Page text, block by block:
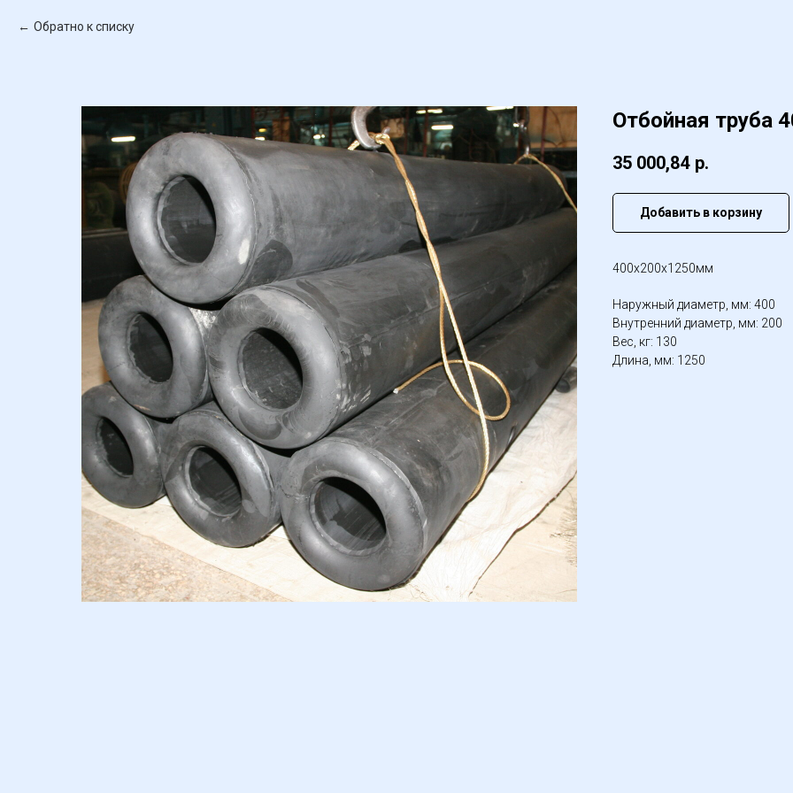
Обратно к списку
Отбойная труба
35 000,84 р.
Добавить в корзину
400х200х1250мм
Наружный диаметр, мм: 400
Внутренний диаметр, мм: 200
Вес, кг: 130
Длина, мм: 1250